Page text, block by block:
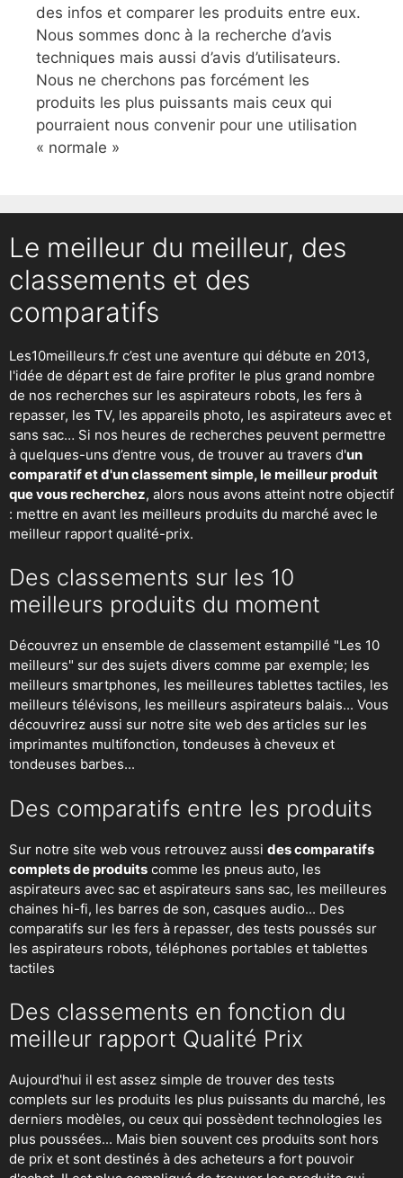
des infos et comparer les produits entre eux.
Nous sommes donc à la recherche d’avis
techniques mais aussi d’avis d’utilisateurs.
Nous ne cherchons pas forcément les
produits les plus puissants mais ceux qui
pourraient nous convenir pour une utilisation
« normale »
Le meilleur du meilleur, des
classements et des
comparatifs
Les10meilleurs.fr c’est une aventure qui débute en 2013,
l'idée de départ est de faire profiter le plus grand nombre
de nos recherches sur les aspirateurs robots, les fers à
repasser, les TV, les appareils photo, les aspirateurs avec et
sans sac… Si nos heures de recherches peuvent permettre
à quelques-uns d’entre vous, de trouver au travers d'un
comparatif et d'un classement simple, le meilleur produit
que vous recherchez, alors nous avons atteint notre objectif
: mettre en avant les meilleurs produits du marché avec le
meilleur rapport qualité-prix.
Des classements sur les 10
meilleurs produits du moment
Découvrez un ensemble de classement estampillé "Les 10
meilleurs" sur des sujets divers comme par exemple; les
meilleurs smartphones, les meilleures tablettes tactiles, les
meilleurs télévisons, les meilleurs aspirateurs balais... Vous
découvrirez aussi sur notre site web des articles sur les
imprimantes multifonction, tondeuses à cheveux et
tondeuses barbes...
Des comparatifs entre les produits
Sur notre site web vous retrouvez aussi des comparatifs
complets de produits comme les pneus auto, les
aspirateurs avec sac et aspirateurs sans sac, les meilleures
chaines hi-fi, les barres de son, casques audio... Des
comparatifs sur les fers à repasser, des tests poussés sur
les aspirateurs robots, téléphones portables et tablettes
tactiles
Des classements en fonction du
meilleur rapport Qualité Prix
Aujourd'hui il est assez simple de trouver des tests
complets sur les produits les plus puissants du marché, les
derniers modèles, ou ceux qui possèdent technologies les
plus poussées... Mais bien souvent ces produits sont hors
de prix et sont destinés à des acheteurs a fort pouvoir